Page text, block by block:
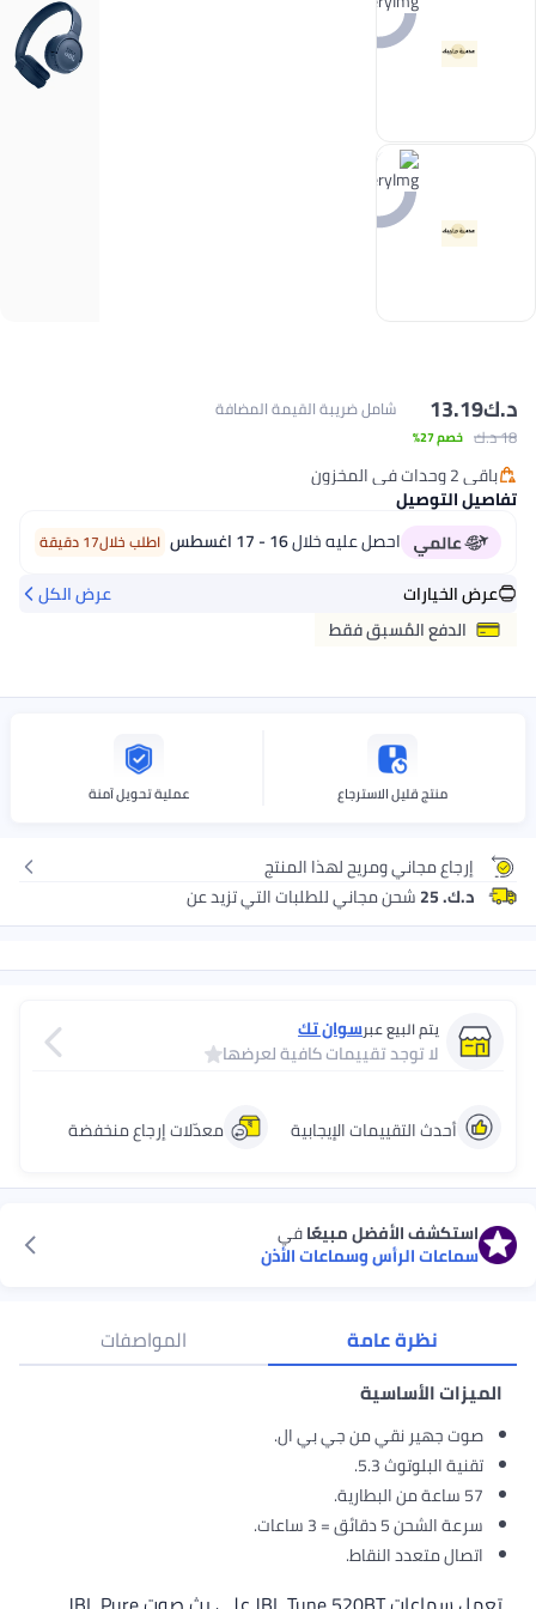
د.ك‏13.19
18 د.ك‏ خصم 27%
شامل ضريبة القيمة المضافة
باقي 2 وحدات في المخزون
باقي 2 وحدات في المخزون
تفاصيل التوصيل
احصل عليه خلال16 - 17 اغسطس اطلب خلال17 دقيقة
عرض الخيارات
عرض الكل
الدفع المُسبق فقط
منتج قليل الاسترجاع عملية تحويل آمنة
إرجاع مجاني ومريح لهذا المنتج
د.ك. 25
شحن مجاني للطلبات التي تزيد عن
يتم البيع عبرسوان تك
لا توجد تقييمات كافية لعرضها
معدّلات إرجاع منخفضة أحدث التقييمات الإيجابية
استكشف الأفضل مبيعًافي
سماعات الرأس وسماعات الأذن
نظرة عامة المواصفات
الميزات الأساسية
صوت جهير نقي من جي بي ال.
تقنية البلوتوث 5.3.
57 ساعة من البطارية.
سرعة الشحن 5 دقائق = 3 ساعات.
اتصال متعدد النقاط.